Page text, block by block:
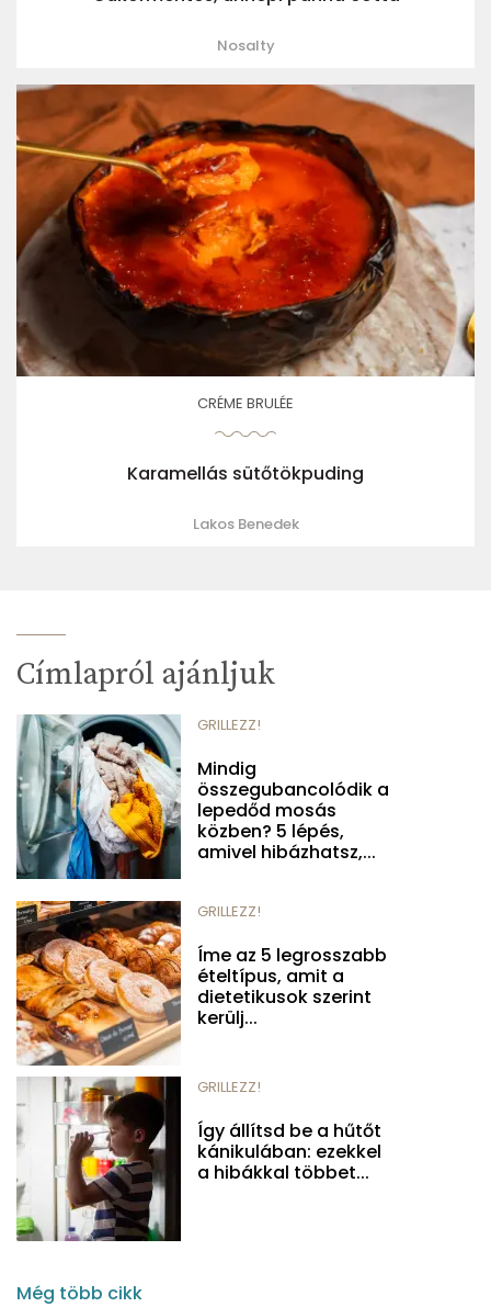
Nosalty
CRÉME BRULÉE
Karamellás sütőtökpuding
Lakos Benedek
Címlapról ajánljuk
GRILLEZZ!
Mindig
összegubancolódik a
lepedőd mosás
közben? 5 lépés,
amivel hibázhatsz,...
GRILLEZZ!
Íme az 5 legrosszabb
ételtípus, amit a
dietetikusok szerint
kerülj...
GRILLEZZ!
Így állítsd be a hűtőt
kánikulában: ezekkel
a hibákkal többet...
Még több cikk